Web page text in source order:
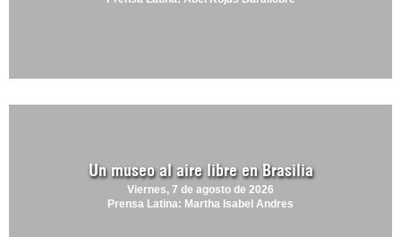
Un museo al aire libre en Brasilia
Viernes, 7 de agosto de 2026
Prensa Latina: Martha Isabel Andres